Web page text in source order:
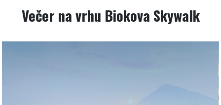
Večer na vrhu Biokova Skywalk